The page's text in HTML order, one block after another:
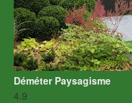
Déméter Paysagisme
4.9